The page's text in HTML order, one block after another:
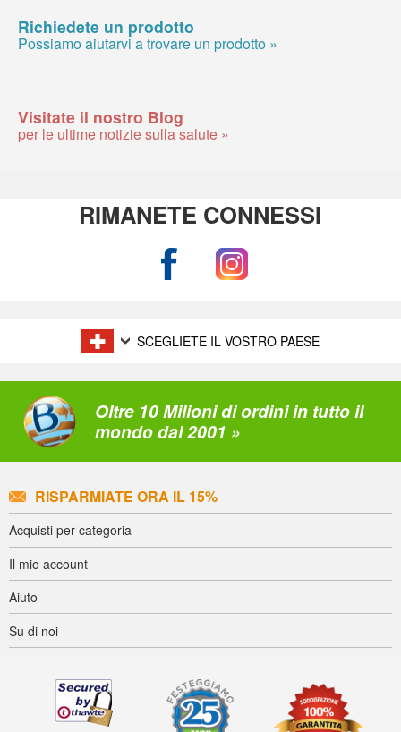
Richiedete un prodotto
Possiamo aiutarvi a trovare un prodotto »
Visitate il nostro Blog
per le ultime notizie sulla salute »
RIMANETE CONNESSI
SCEGLIETE IL VOSTRO PAESE
Oltre 10 Milioni di ordini in tutto il
mondo dal 2001 »
RISPARMIATE ORA IL 15%
Acquisti per categoria
Il mio account
Aiuto
Su di noi